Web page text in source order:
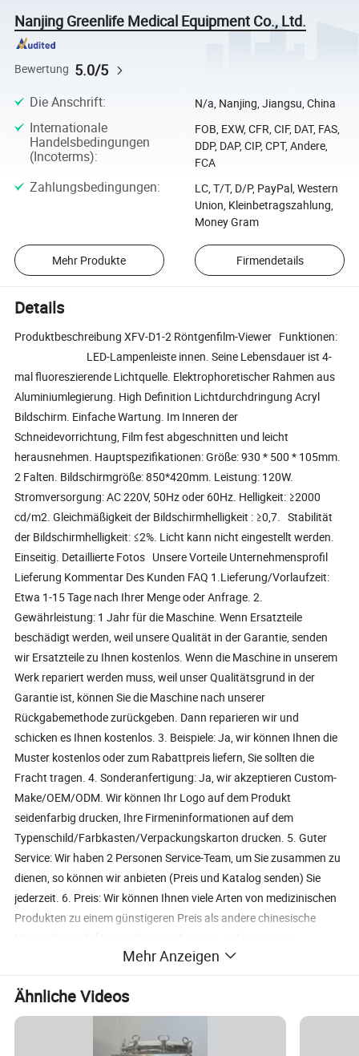
Nanjing Greenlife Medical Equipment Co., Ltd.
Bewertung 5.0/5
Die Anschrift: N/a, Nanjing, Jiangsu, China
Internationale
Handelsbedingungen
(Incoterms):
FOB, EXW, CFR, CIF, DAT, FAS,
DDP, DAP, CIP, CPT, Andere,
FCA
Zahlungsbedingungen:
LC, T/T, D/P, PayPal, Western
Union, Kleinbetragszahlung,
Money Gram
Mehr Produkte Firmendetails
Details
Produktbeschreibung XFV-D1-2 Röntgenfilm-Viewer Funktionen:
LED-Lampenleiste innen. Seine Lebensdauer ist 4-
mal fluoreszierende Lichtquelle. Elektrophoretischer Rahmen aus
Aluminiumlegierung. High Definition Lichtdurchdringung Acryl
Bildschirm. Einfache Wartung. Im Inneren der
Schneidevorrichtung, Film fest abgeschnitten und leicht
herausnehmen. Hauptspezifikationen: Größe: 930 * 500 * 105mm.
2 Falten. Bildschirmgröße: 850*420mm. Leistung: 120W.
Stromversorgung: AC 220V, 50Hz oder 60Hz. Helligkeit: ≥2000
cd/m2. Gleichmäßigkeit der Bildschirmhelligkeit : ≥0,7. Stabilität
der Bildschirmhelligkeit: ≤2%. Licht kann nicht eingestellt werden.
Einseitig. Detaillierte Fotos Unsere Vorteile Unternehmensprofil
Lieferung Kommentar Des Kunden FAQ 1.Lieferung/Vorlaufzeit:
Etwa 1-15 Tage nach Ihrer Menge oder Anfrage. 2.
Gewährleistung: 1 Jahr für die Maschine. Wenn Ersatzteile
beschädigt werden, weil unsere Qualität in der Garantie, senden
wir Ersatzteile zu Ihnen kostenlos. Wenn die Maschine in unserem
Werk repariert werden muss, weil unser Qualitätsgrund in der
Garantie ist, können Sie die Maschine nach unserer
Rückgabemethode zurückgeben. Dann reparieren wir und
schicken es Ihnen kostenlos. 3. Beispiele: Ja, wir können Ihnen die
Muster kostenlos oder zum Rabattpreis liefern, Sie sollten die
Fracht tragen. 4. Sonderanfertigung: Ja, wir akzeptieren Custom-
Make/OEM/ODM. Wir können Ihr Logo auf dem Produkt
seidenfarbig drucken, Ihre Firmeninformationen auf dem
Typenschild/Farbkasten/Verpackungskarton drucken. 5. Guter
Service: Wir haben 2 Personen Service-Team, um Sie zusammen zu
dienen, so können wir anbieten (Preis und Katalog senden) Sie
jederzeit. 6. Preis: Wir können Ihnen viele Arten von medizinischen
Produkten zu einem günstigeren Preis als andere chinesische
medizinischen Produkte seit 2001 in mehr als 120 Länder
exportiert hatten. Wir haben exklusive Distributoren in einigen
Ländern (wie Ghana, Nigeria, Kamerun, Kenia, etc.). 7.
Zahlungsfrist: T/T, Western Union, MoneyGram, PayPal, L/C, D/P.
8. Handelslaufzeit: EXW, FCA, FOB, C&F/CFR/CNF, CIF/CIP, DDU,
Mehr Anzeigen
Ähnliche Videos